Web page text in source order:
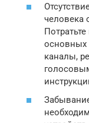
человека
основных
каналы,